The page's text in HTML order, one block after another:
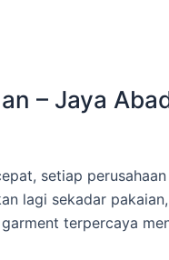
– Jaya
setiap
lagi sekadar
terpercaya